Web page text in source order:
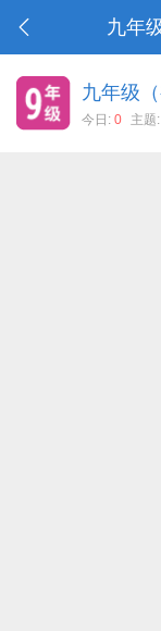
九年
九年级
今日: 0 主题: